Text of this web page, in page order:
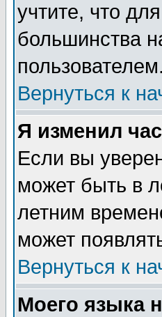
учтите, что
большинства
пользователем.
Вернуться к
Я изменил
Если вы
может быть в
летним
может
Вернуться к
Моего языка